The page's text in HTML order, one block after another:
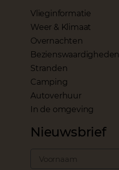
Vlieginformatie
Weer & Klimaat
Overnachten
Bezienswaardigheden
Stranden
Camping
Autoverhuur
In de omgeving
Nieuwsbrief